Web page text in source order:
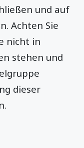
und auf
Achten Sie
nicht in
stehen und
dieser